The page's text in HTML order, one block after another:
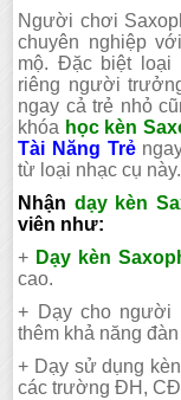
Người chơi
chuyên nghiệp
mộ. Đặc biệt loại
riêng người
ngay cả trẻ nhỏ
khóa học kèn
Tài Năng Trẻ
từ loại nhạc cụ này.
Nhận dạy kèn
viên như:
+ Dạy kèn
cao.
+ Dạy cho người
thêm khả năng
+ Dạy sử dụng
các trường ĐH,